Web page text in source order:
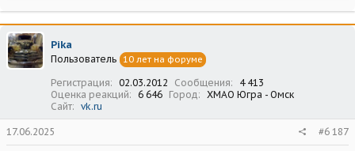
а
к
ц
и
и
Pika
Пользователь 10 лет на форуме
Регистрация 02.03.2012 Сообщения
4 413
Оценка реакций
6 646 Город
ХМАО Югра - Омск
Сайт
vk.ru
17.06.2025 #6 187